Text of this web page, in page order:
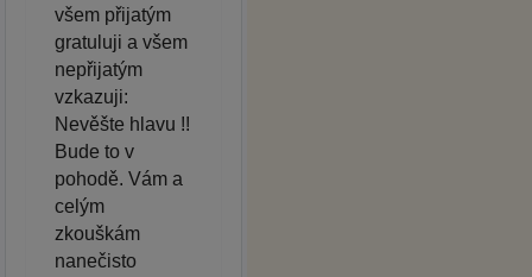
všem přijatým
gratuluji a všem
nepřijatým
vzkazuji:
Nevěšte hlavu !!
Bude to v
pohodě. Vám a
celým
zkouškám
nanečisto